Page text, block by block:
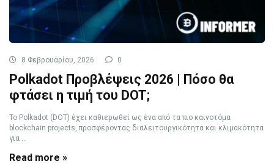
8 Φεβρουαρίου, 2026 0
Polkadot Προβλέψεις 2026 | Πóσο θα
φτάσει η τιμή του DOT;
Το Polkadot (DOT) έχει καθιερωθεί ως ένα από τα πιο καινοτόμα
blockchain projects, προσφέροντας διαλειτουργικότητα και κλιμακότητα
για ...
Read more »